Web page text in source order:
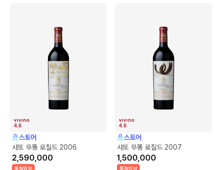
4.6
스토어
샤또 무똥 로칠드 2006
2,590,000
품절임박
4.6
스토어
샤또 무똥 로칠드 2007
1,500,000
품절임박